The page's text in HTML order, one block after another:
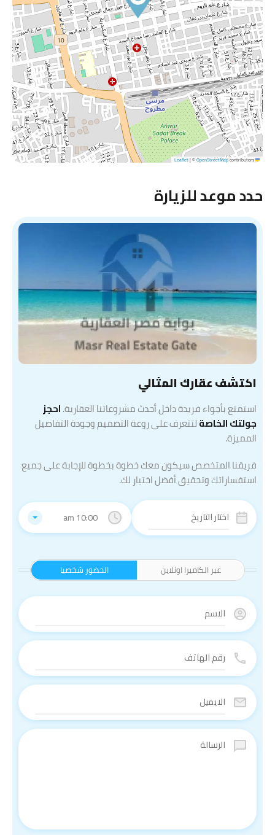
Leaflet
|©OpenStreetMapcontributors
حدد موعد للزيارة
10:00 am
الحضور شخصيا عبر الكاميرا اونلاين
اكتشف عقارك المثالي
استمتع بأجواء فريدة داخل أحدث مشروعاتنا العقارية.احجز
جولتك الخاصةلتتعرف على روعة التصميم وجودة التفاصيل
المميزة.
فريقنا المتخصص سيكون معك خطوة بخطوة للإجابة على جميع
استفساراتك وتحقيق أفضل اختيار لك.